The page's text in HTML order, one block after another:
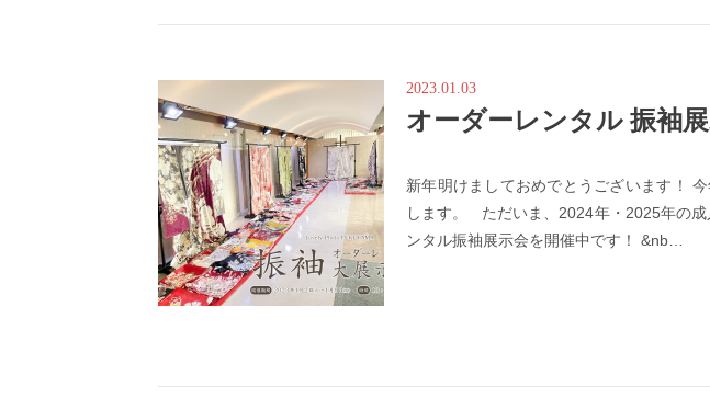
2023.01.03
オーダーレンタル 振袖
新年明けましておめでとうございます！
します。 ただいま、2024年・2025年の
ンタル振袖展示会を開催中です！ &nb…